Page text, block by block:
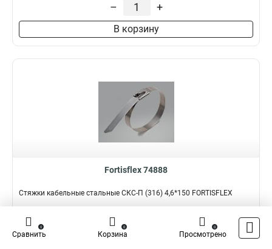
– +
В корзину
Fortisflex 74888
Стяжки кабельные стальные СКС-П (316) 4,6*150 FORTISFLEX
Подробнее Сравнить
Наличие:
Сравнить
0
Корзина
0
Просмотрено
0